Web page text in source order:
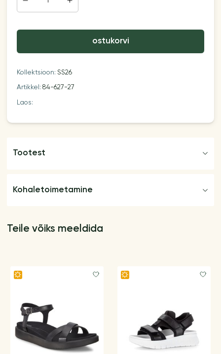
ostukorvi
Kollektsioon:SS26
Artikkel:84-627-27
Laos:
Tootest
Kohaletoimetamine
Teile võiks meeldida